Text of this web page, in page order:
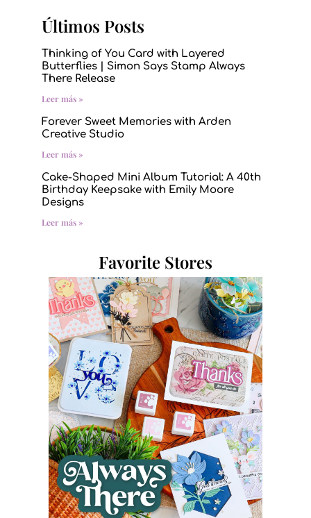
Últimos Posts
Thinking of You Card with Layered
Butterflies | Simon Says Stamp Always
There Release
Leer más »
Forever Sweet Memories with Arden
Creative Studio
Leer más »
Cake-Shaped Mini Album Tutorial: A 40th
Birthday Keepsake with Emily Moore
Designs
Leer más »
Favorite Stores